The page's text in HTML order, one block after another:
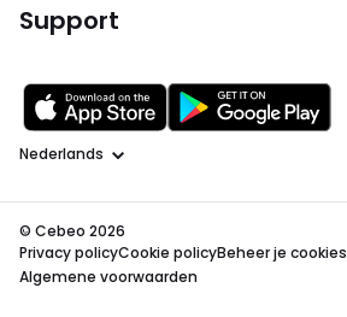
Support
Taal
© Cebeo 2026
Privacy policyCookie policyBeheer je cookies
Algemene voorwaarden